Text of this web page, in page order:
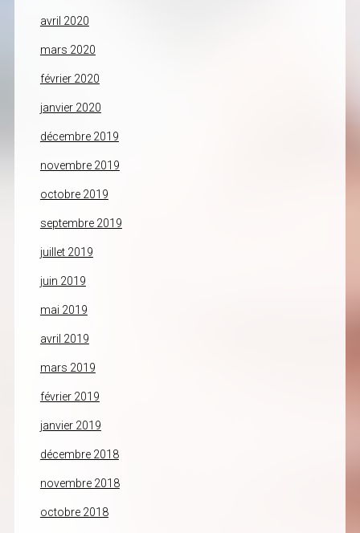
avril 2020
mars 2020
février 2020
janvier 2020
décembre 2019
novembre 2019
octobre 2019
septembre 2019
juillet 2019
juin 2019
mai 2019
avril 2019
mars 2019
février 2019
janvier 2019
décembre 2018
novembre 2018
octobre 2018